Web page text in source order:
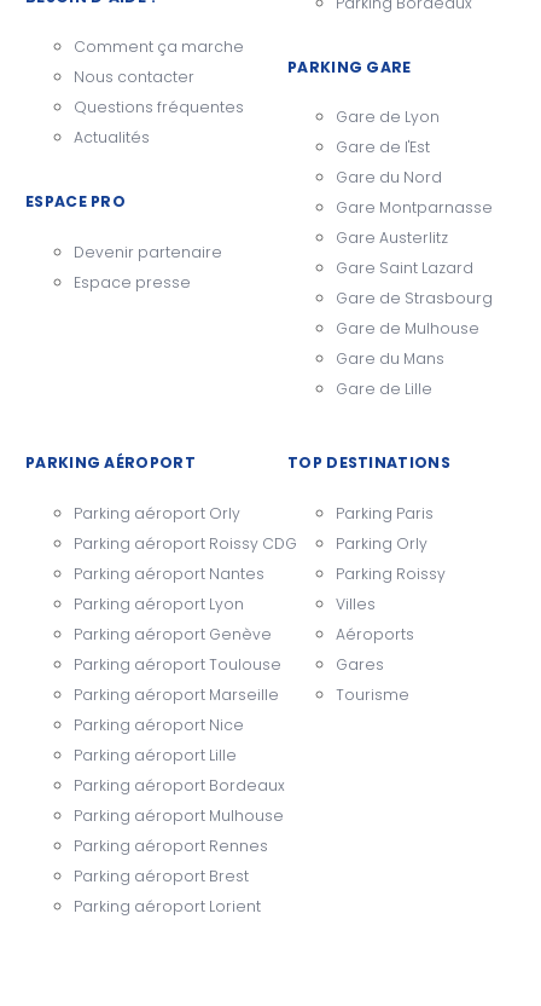
Comment ça marche
Nous contacter
Questions fréquentes
Actualités
ESPACE PRO
Devenir partenaire
Espace presse
PARKING GARE
Gare de Lyon
Gare de l'Est
Gare du Nord
Gare Montparnasse
Gare Austerlitz
Gare Saint Lazard
Gare de Strasbourg
Gare de Mulhouse
Gare du Mans
Gare de Lille
PARKING AÉROPORT
Parking aéroport Orly
Parking aéroport Roissy CDG
Parking aéroport Nantes
Parking aéroport Lyon
Parking aéroport Genève
Parking aéroport Toulouse
Parking aéroport Marseille
Parking aéroport Nice
Parking aéroport Lille
Parking aéroport Bordeaux
Parking aéroport Mulhouse
Parking aéroport Rennes
Parking aéroport Brest
Parking aéroport Lorient
TOP DESTINATIONS
Parking Paris
Parking Orly
Parking Roissy
Villes
Aéroports
Gares
Tourisme